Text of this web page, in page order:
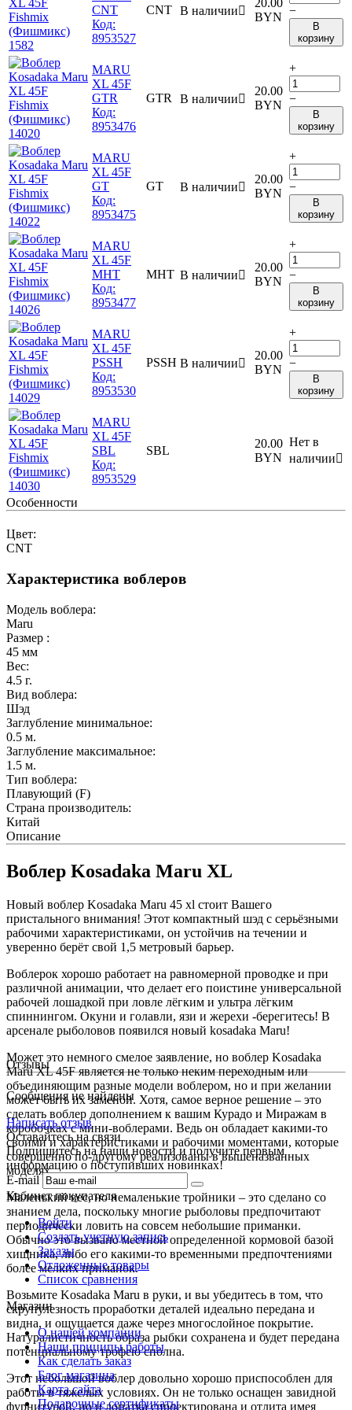
CNT
Код:
8953527
CNT В наличии
20.00
BYN −
В
корзину
MARU
XL 45F
GTR
Код:
8953476
GTR В наличии
20.00
BYN
+
−
В
корзину
MARU
XL 45F
GT
Код:
8953475
GT В наличии
20.00
BYN
+
−
В
корзину
MARU
XL 45F
MHT
Код:
8953477
MHT В наличии
20.00
BYN
+
−
В
корзину
MARU
XL 45F
PSSH
Код:
8953530
PSSH В наличии
20.00
BYN
+
−
В
корзину
MARU
XL 45F
SBL
Код:
8953529
SBL
20.00
BYN
Нет в
наличии
Особенности
Цвет:
CNT
Характеристика воблеров
Модель воблера:
Maru
Размер :
45 мм
Вес:
4.5 г.
Вид воблера:
Шэд
Заглубление минимальное:
0.5 м.
Заглубление максимальное:
1.5 м.
Тип воблера:
Плавующий (F)
Страна производитель:
Китай
Описание
Воблер Kosadaka Maru XL
Новый воблер Kosadaka Maru 45 xl стоит Вашего
пристального внимания! Этот компактный шэд с серьёзными
рабочими характеристиками, он устойчив на течении и
уверенно берёт свой 1,5 метровый барьер.
Воблерок хорошо работает на равномерной проводке и при
различной анимации, что делает его поистине универсальной
рабочей лошадкой при ловле лёгким и ультра лёгким
спиннингом. Окуни и голавли, язи и жерехи -берегитесь! В
арсенале рыболовов появился новый kosadaka Maru!
Может это немного смелое заявление, но воблер Kosadaka
Maru XL 45F является не только неким переходным или
объединяющим разные модели воблером, но и при желании
может быть их заменой. Хотя, самое верное решение – это
сделать воблер дополнением к вашим Курадо и Миражам в
коробочках с мини-воблерами. Ведь он обладает какими-то
своими и характеристиками и рабочими моментами, которые
совершенно по-другому реализованы в вышеназванных
моделях.
Маленький вес, но немаленькие тройники – это сделано со
знанием дела, поскольку многие рыболовы предпочитают
периодически ловить на совсем небольшие приманки.
Обычно это вызвано местной определенной кормовой базой
хищника, либо его какими-то временными предпочтениями
более мелких приманок.
Возьмите Kosadaka Maru в руки, и вы убедитесь в том, что
скрупулезность проработки деталей идеально передана и
видна, и ощущается даже через многослойное покрытие.
Натуралистичность образа рыбки сохранена и будет передана
потенциальному трофею сполна.
Этот небольшой воблер довольно хорошо приспособлен для
работы в тяжелых условиях. Он не только оснащен завидной
фурнитурой, но и лопатка спроектирована и отлита имея
Отзывы
Сообщения не найдены
Написать отзыв
Оставайтесь на связи
Подпишитесь на наши новости и получите первым
информацию о поступивших новинках!
E-mail
Кабинет покупателя
Войти
Создать учетную запись
Заказы
Отложенные товары
Список сравнения
Магазин
О нашей компании
Наши приципы работы
Как сделать заказ
Блог магазина
Карта сайта
Подарочные сертификаты